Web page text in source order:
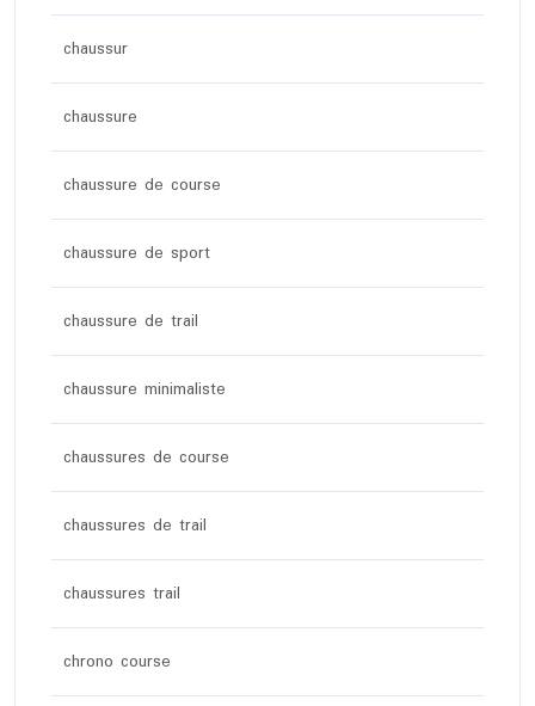
chaussur
chaussure
chaussure de course
chaussure de sport
chaussure de trail
chaussure minimaliste
chaussures de course
chaussures de trail
chaussures trail
chrono course